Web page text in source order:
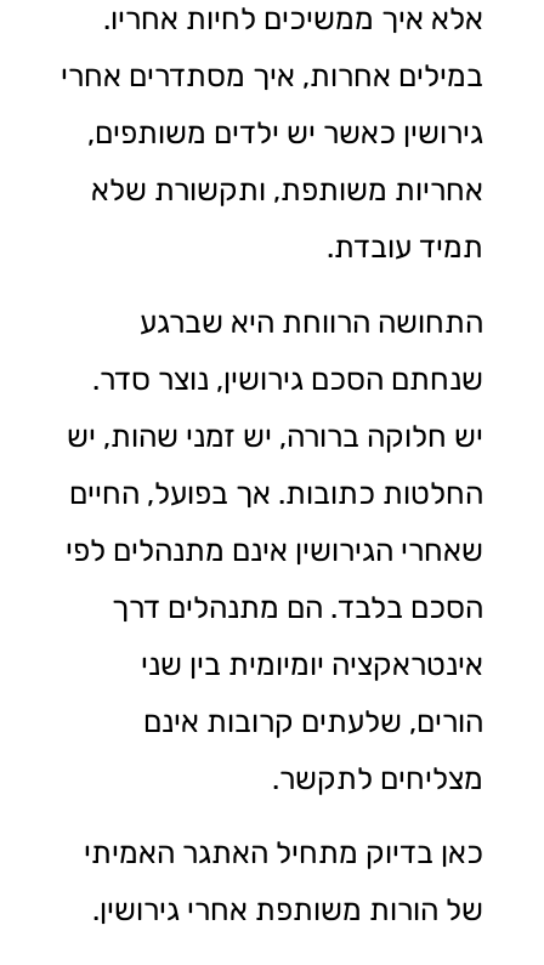
אלא איך ממשיכים לחיות אחריו.
במילים אחרות, איך מסתדרים אחרי
גירושין כאשר יש ילדים משותפים,
אחריות משותפת, ותקשורת שלא
תמיד עובדת.
התחושה הרווחת היא שברגע
שנחתם הסכם גירושין, נוצר סדר.
יש חלוקה ברורה, יש זמני שהות, יש
החלטות כתובות. אך בפועל, החיים
שאחרי הגירושין אינם מתנהלים לפי
הסכם בלבד. הם מתנהלים דרך
אינטראקציה יומיומית בין שני
הורים, שלעתים קרובות אינם
מצליחים לתקשר.
כאן בדיוק מתחיל האתגר האמיתי
של הורות משותפת אחרי גירושין.